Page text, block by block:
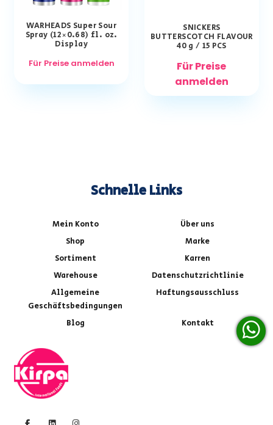
WARHEADS Super Sour
Spray (12×0.68) fl. oz.
Display
Für Preise anmelden
SNICKERS
BUTTERSCOTCH FLAVOUR
40 g / 15 PCS
Für Preise
anmelden
Schnelle Links
Mein Konto
Über uns
Shop
Marke
Sortiment
Karren
Warehouse
Datenschutzrichtlinie
Allgemeine
Geschäftsbedingungen
Haftungsausschluss
Blog Kontakt